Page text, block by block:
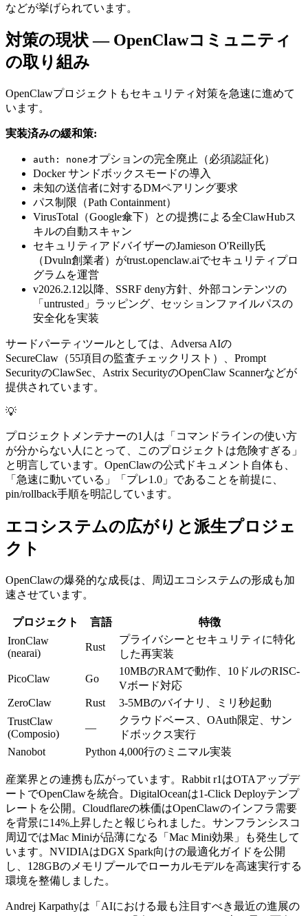
などが挙げられています。
対策の現状 — OpenClawコミュニティ
の取り組み
OpenClawプロジェクトもセキュリティ対策を急速に進めて
います。
実装済みの緩和策:
auth: noneオプションの完全廃止（必須認証化）
Docker サンドボックスモードの導入
未知の送信者に対するDMペアリング要求
パス制限（Path Containment）
VirusTotal（Google傘下）との提携による全ClawHubス
キルの自動スキャン
セキュリティアドバイザーのJamieson O'Reilly氏
（Dvuln創業者）がtrust.openclaw.aiでセキュリティプロ
グラムを運営
v2026.2.12以降、SSRF deny方針、外部コンテンツの
「untrusted」ラッピング、セッションファイルパスの
安全化を実装
サードパーティツールとしては、Adversa AIの
SecureClaw（55項目の監査チェックリスト）、Prompt
SecurityのClawSec、Astrix SecurityのOpenClaw Scannerなどが
提供されています。
💡
プロジェクトメンテナーの1人は「コマンドラインの使い方
が分からない人にとって、このプロジェクトは危険すぎる」
と明言しています。OpenClawの公式ドキュメント自体も、
「急速に動いている」「プレ1.0」であることを前提に、
pin/rollback手順を明記しています。
エコシステムの広がりと派生プロジェ
クト
OpenClawの爆発的な成長は、周辺エコシステムの形成も加
速させています。
プロジェクト 言語
特徴
IronClaw
(nearai)
Rust
プライバシーとセキュリティに特化
した再実装
PicoClaw Go
10MBのRAMで動作、10ドルのRISC-
Vボード対応
ZeroClaw
Rust
3-5MBのバイナリ、ミリ秒起動
TrustClaw
(Composio)
—
クラウドベース、OAuth限定、サン
ドボックス実行
Nanobot
Python 4,000行のミニマル実装
産業界との連携も広がっています。Rabbit r1はOTAアップデ
ートでOpenClawを統合。DigitalOceanは1-Click Deployテンプ
レートを公開。Cloudflareの株価はOpenClawのインフラ需要
を背景に14%上昇したと報じられました。サンフランシスコ
周辺ではMac Miniが品薄になる「Mac Mini効果」も発生して
います。NVIDIAはDGX Spark向けの最適化ガイドを公開
し、128GBのメモリプールでローカルモデルを高速実行する
環境を整備しました。
Andrej Karpathyは「AIにおける最も注目すべき最近の進展の